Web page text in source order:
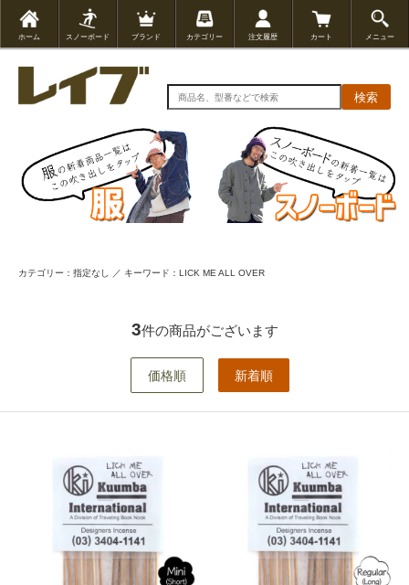
ホーム スノーボード ブランド カテゴリー 注文履歴 カート メニュー
検索
カテゴリー：指定なし ／ キーワード：LICK ME ALL OVER
3件の商品がございます
価格順 新着順